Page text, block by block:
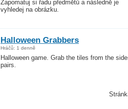
Zapomatuj si řadu předmětů a následně je
vyhledej na obrázku.
Halloween Grabbers
Hráčů: 1 denně
Halloween game. Grab the tiles from the
pairs.